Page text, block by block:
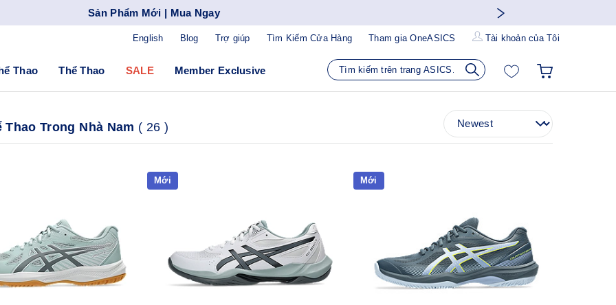
Sản Phẩm Mới | Mua Ngay
Blog Trợ giúp Tìm Kiếm Cửa Hàng Tham gia OneASICS Tài khoản của Tôi
English
Thao Thể Thao SALE Member Exclusive
Thao Trong Nhà Nam ( 26 )
Mới Mới